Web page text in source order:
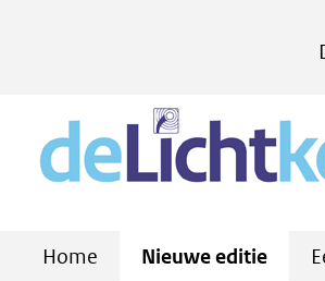
cookiesHome Nieuwe editie